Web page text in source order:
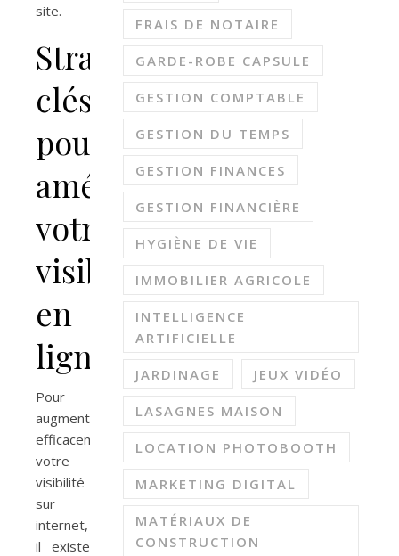
site.
Stratégies
clés
pour
améliorer
votre
visibilité
en
ligne
Pour
augmenter
efficacement
votre
visibilité
sur
internet,
il existe
FRAIS DE NOTAIRE
GARDE-ROBE CAPSULE
GESTION COMPTABLE
GESTION DU TEMPS
GESTION FINANCES
GESTION FINANCIÈRE
HYGIÈNE DE VIE
IMMOBILIER AGRICOLE
INTELLIGENCE
ARTIFICIELLE
JARDINAGE JEUX VIDÉO
LASAGNES MAISON
LOCATION PHOTOBOOTH
MARKETING DIGITAL
MATÉRIAUX DE
CONSTRUCTION